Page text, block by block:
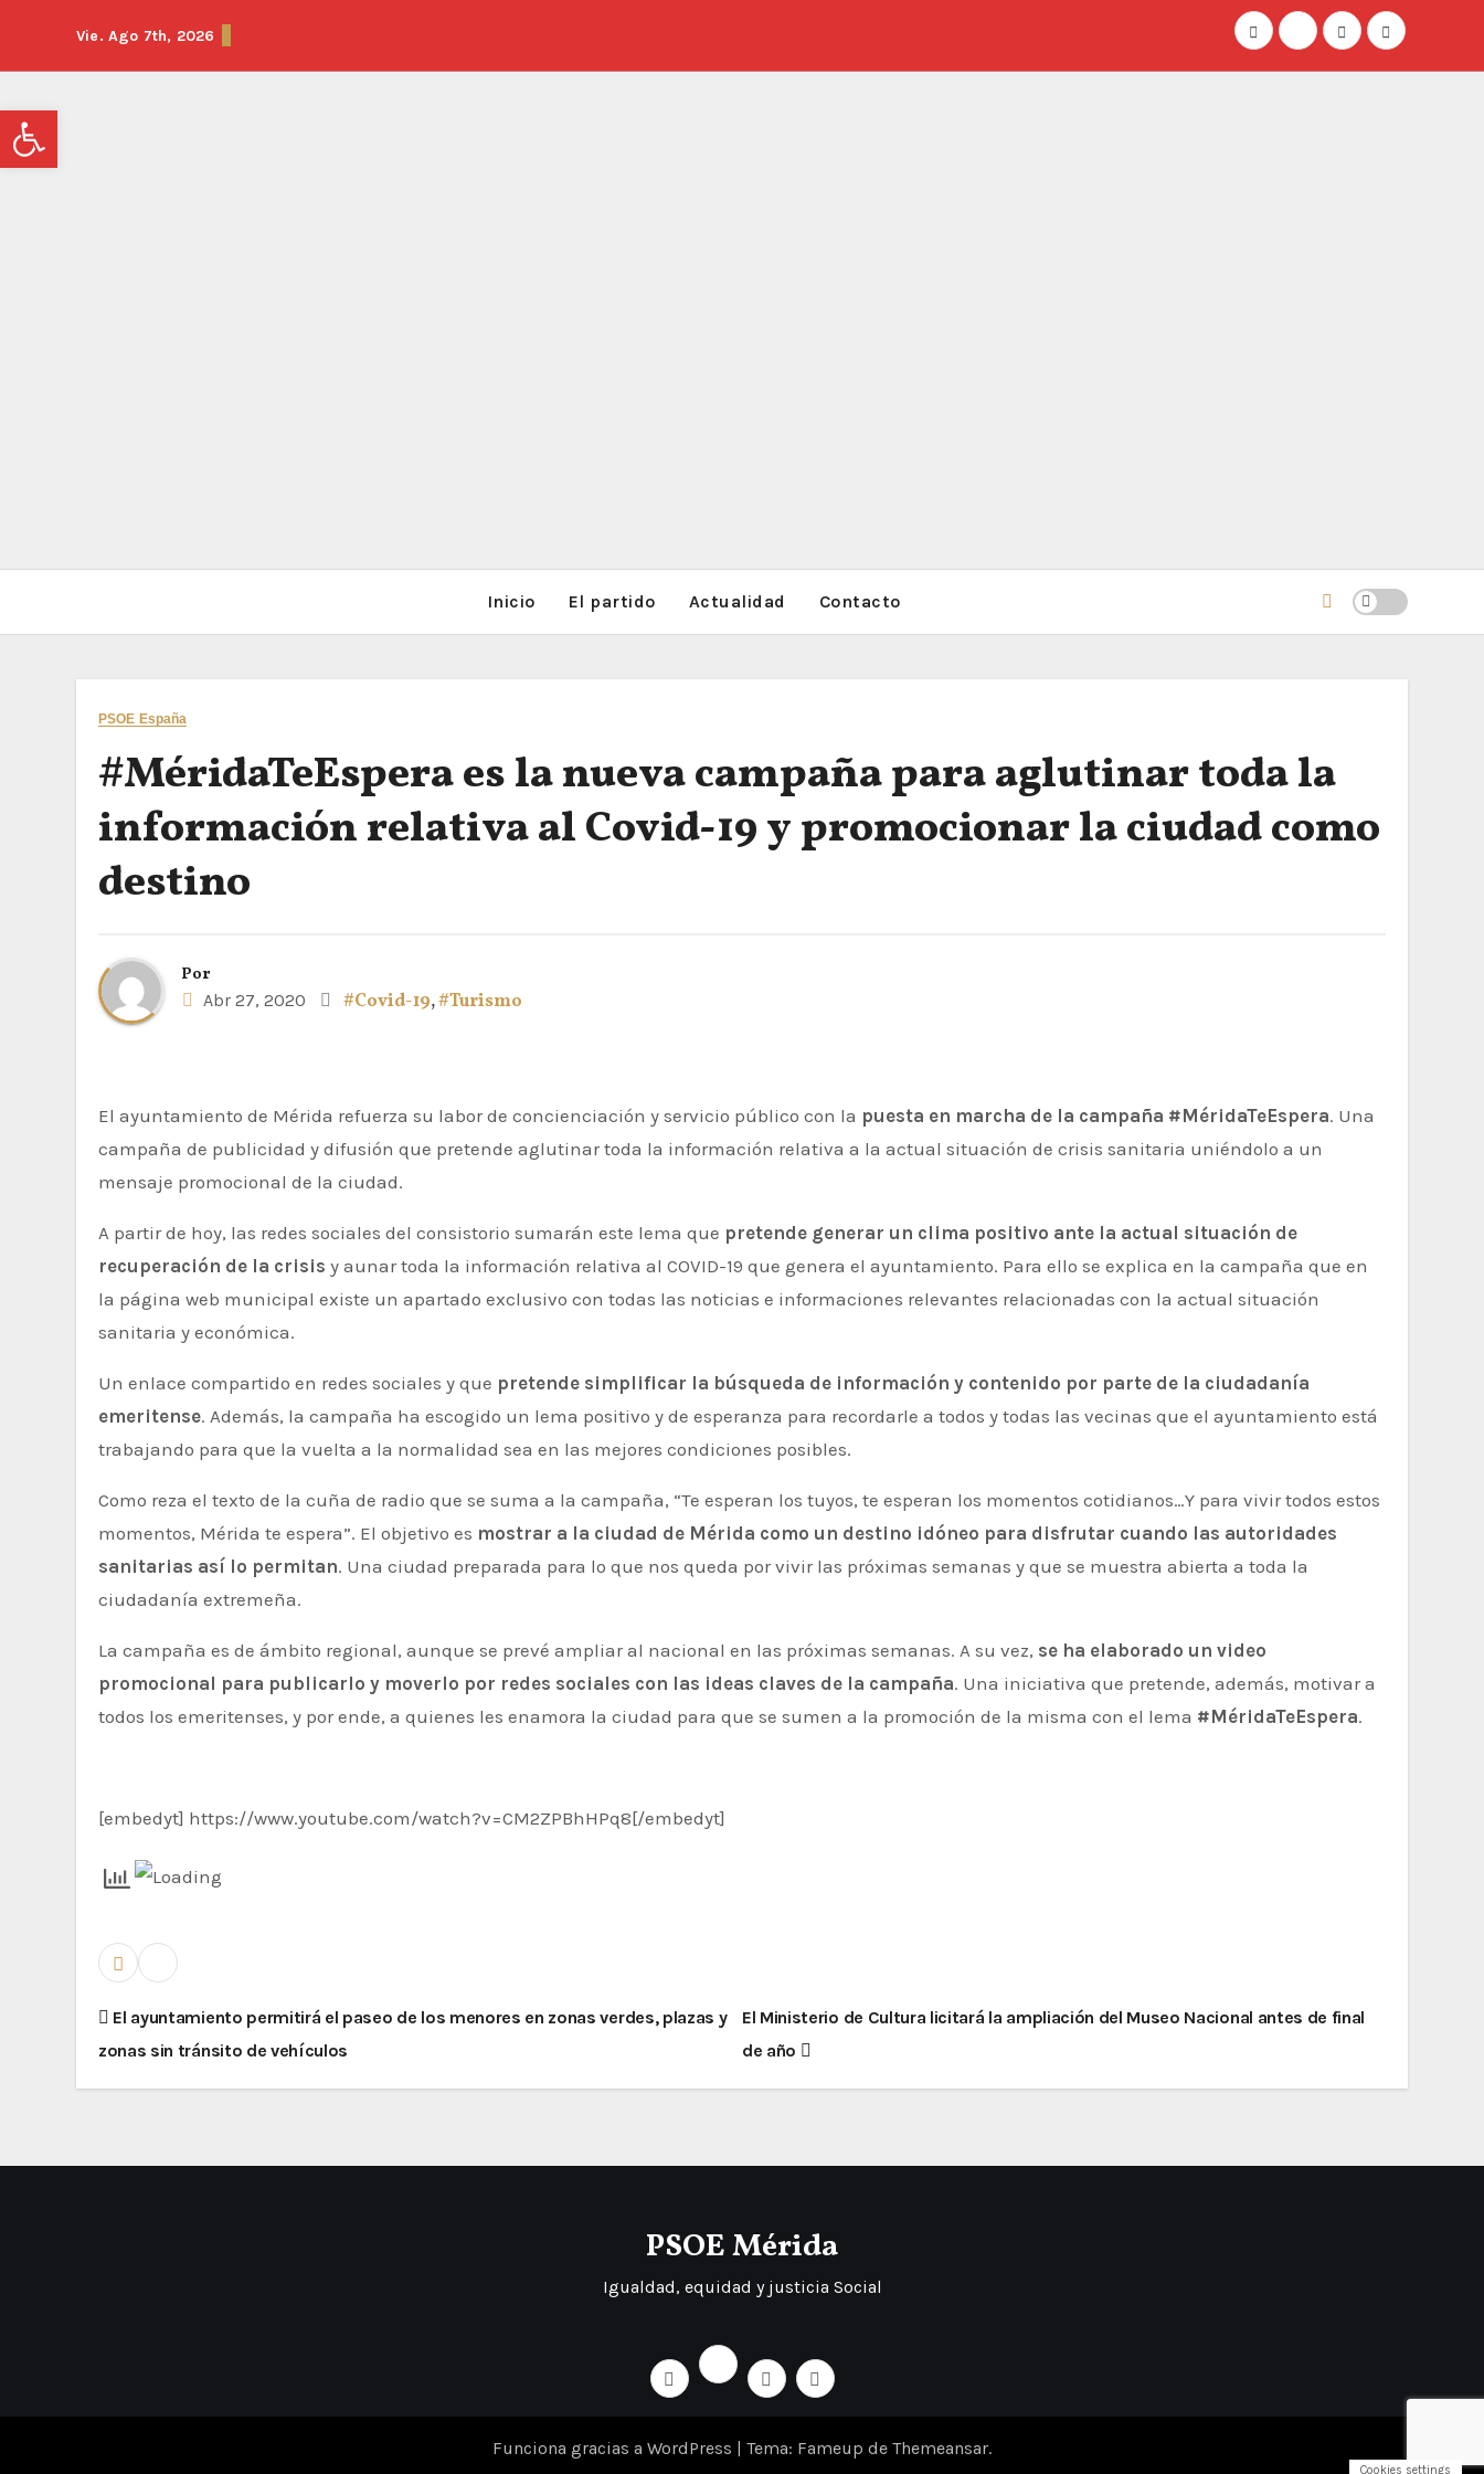
contenido
Vie. Ago 7th, 2026
Inicio El partido Actualidad Contacto
PSOE España
#MéridaTeEspera es la nueva campaña para aglutinar toda la
información relativa al Covid-19 y promocionar la ciudad como
destino
Por
Abr 27, 2020
#Covid-19,#Turismo
El ayuntamiento de Mérida refuerza su labor de concienciación y servicio público con la puesta en marcha de la campaña #MéridaTeEspera. Una
campaña de publicidad y difusión que pretende aglutinar toda la información relativa a la actual situación de crisis sanitaria uniéndolo a un
mensaje promocional de la ciudad.
A partir de hoy, las redes sociales del consistorio sumarán este lema que pretende generar un clima positivo ante la actual situación de
recuperación de la crisis y aunar toda la información relativa al COVID-19 que genera el ayuntamiento. Para ello se explica en la campaña que en
la página web municipal existe un apartado exclusivo con todas las noticias e informaciones relevantes relacionadas con la actual situación
sanitaria y económica.
Un enlace compartido en redes sociales y que pretende simplificar la búsqueda de información y contenido por parte de la ciudadanía
emeritense. Además, la campaña ha escogido un lema positivo y de esperanza para recordarle a todos y todas las vecinas que el ayuntamiento está
trabajando para que la vuelta a la normalidad sea en las mejores condiciones posibles.
Como reza el texto de la cuña de radio que se suma a la campaña, “Te esperan los tuyos, te esperan los momentos cotidianos…Y para vivir todos estos
momentos, Mérida te espera”. El objetivo es mostrar a la ciudad de Mérida como un destino idóneo para disfrutar cuando las autoridades
sanitarias así lo permitan. Una ciudad preparada para lo que nos queda por vivir las próximas semanas y que se muestra abierta a toda la
ciudadanía extremeña.
La campaña es de ámbito regional, aunque se prevé ampliar al nacional en las próximas semanas. A su vez, se ha elaborado un video
promocional para publicarlo y moverlo por redes sociales con las ideas claves de la campaña. Una iniciativa que pretende, además, motivar a
todos los emeritenses, y por ende, a quienes les enamora la ciudad para que se sumen a la promoción de la misma con el lema #MéridaTeEspera.
[embedyt] https://www.youtube.com/watch?v=CM2ZPBhHPq8[/embedyt]
N
a
e
n
El ayuntamiento permitirá el paseo de los menores en zonas verdes, plazas y
zonas sin tránsito de vehículos
El Ministerio de Cultura licitará la ampliación del Museo Nacional antes de final
de año
PSOE Mérida
Igualdad, equidad y justicia Social
Funciona gracias a WordPress | Tema: Fameup de Themeansar.
Cookies settings
Abrir barra de herramientas